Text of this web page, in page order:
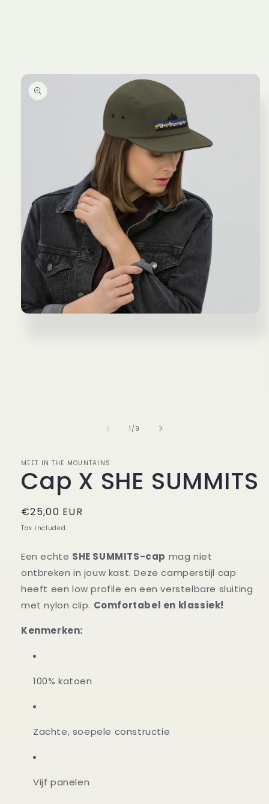
1 /of
9
MEET IN THE MOUNTAINS
Cap X SHE SUMMITS
Regular
price
€25,00 EUR
Tax included.
Een echte SHE SUMMITS-cap mag niet
ontbreken in jouw kast. Deze camperstijl cap
heeft een low profile en een verstelbare sluiting
met nylon clip. Comfortabel en klassiek!
Kenmerken:
100% katoen
Zachte, soepele constructie
Vijf panelen